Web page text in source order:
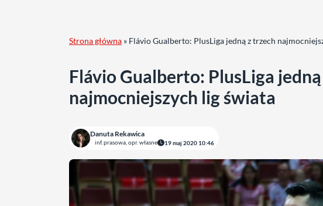
Strona główna » Flávio Gualberto: PlusLiga jedną z trzech
Flávio Gualberto: PlusLiga
najmocniejszych lig świata
Danuta Rekawica
inf. prasowa, opr. własne 19 maj 2020 10:46